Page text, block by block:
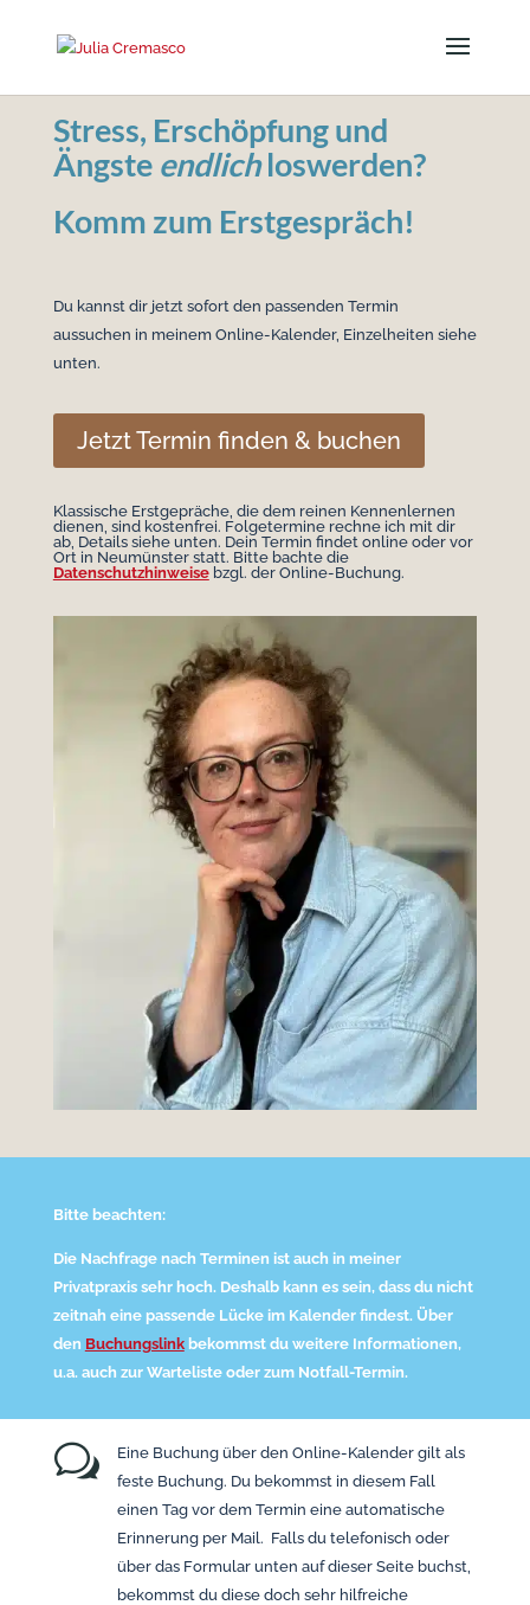
Stress, Erschöpfung und
Ängste endlichloswerden?
Komm zum Erstgespräch!
Du kannst dir jetzt sofort den passenden Termin
aussuchen in meinem Online-Kalender, Einzelheiten siehe
unten.
Jetzt Termin finden & buchen
Klassische Erstgepräche, die dem reinen Kennenlernen
dienen, sind kostenfrei. Folgetermine rechne ich mit dir
ab, Details siehe unten. Dein Termin findet online oder vor
Ort in Neumünster statt. Bitte bachte die
Datenschutzhinweisebzgl. der Online-Buchung.
Bitte beachten:
Die Nachfrage nach Terminen ist auch in meiner
Privatpraxis sehr hoch. Deshalb kann es sein, dass du nicht
zeitnah eine passende Lücke im Kalender findest. Über
den Buchungslinkbekommst du weitere Informationen,
u.a. auch zur Warteliste oder zum Notfall-Termin.
w
Eine Buchung über den Online-Kalender gilt als
feste Buchung. Du bekommst in diesem Fall
einen Tag vor dem Termin eine automatische
Erinnerung per Mail. Falls du telefonisch oder
über das Formular unten auf dieser Seite buchst,
bekommst du diese doch sehr hilfreiche